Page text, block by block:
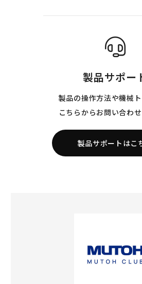
製品サポー
製品の操作方法や機械
こちらからお問い合わ
製品サポートはこ